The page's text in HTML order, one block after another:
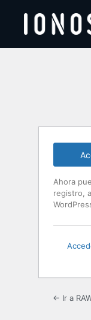
Ahora
registro,
← Ir a